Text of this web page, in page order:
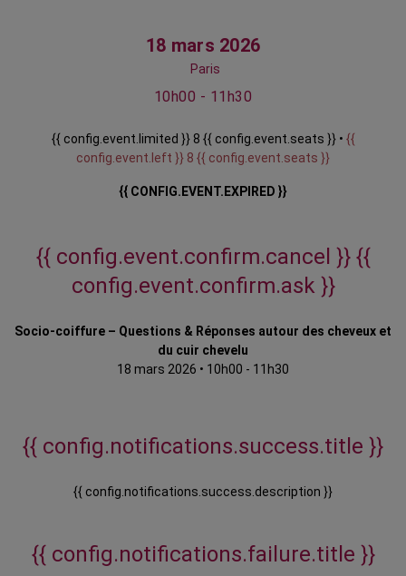
18 mars 2026
Paris
10h00 - 11h30
{{ config.event.limited }} 8 {{ config.event.seats }} • {{
config.event.left }} 8 {{ config.event.seats }}
{{ CONFIG.EVENT.EXPIRED }}
{{ config.event.confirm.cancel }} {{
config.event.confirm.ask }}
Socio-coiffure – Questions & Réponses autour des cheveux et
du cuir chevelu
18 mars 2026 • 10h00 - 11h30
{{ config.notifications.success.title }}
{{ config.notifications.success.description }}
{{ config.notifications.failure.title }}